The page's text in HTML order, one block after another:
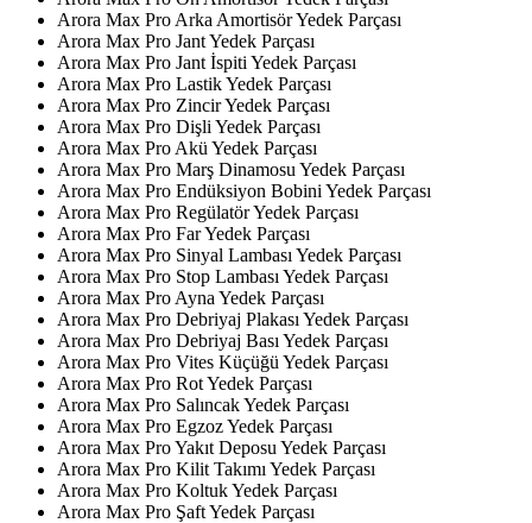
Arora Max Pro Arka Amortisör Yedek Parçası
Arora Max Pro Jant Yedek Parçası
Arora Max Pro Jant İspiti Yedek Parçası
Arora Max Pro Lastik Yedek Parçası
Arora Max Pro Zincir Yedek Parçası
Arora Max Pro Dişli Yedek Parçası
Arora Max Pro Akü Yedek Parçası
Arora Max Pro Marş Dinamosu Yedek Parçası
Arora Max Pro Endüksiyon Bobini Yedek Parçası
Arora Max Pro Regülatör Yedek Parçası
Arora Max Pro Far Yedek Parçası
Arora Max Pro Sinyal Lambası Yedek Parçası
Arora Max Pro Stop Lambası Yedek Parçası
Arora Max Pro Ayna Yedek Parçası
Arora Max Pro Debriyaj Plakası Yedek Parçası
Arora Max Pro Debriyaj Bası Yedek Parçası
Arora Max Pro Vites Küçüğü Yedek Parçası
Arora Max Pro Rot Yedek Parçası
Arora Max Pro Salıncak Yedek Parçası
Arora Max Pro Egzoz Yedek Parçası
Arora Max Pro Yakıt Deposu Yedek Parçası
Arora Max Pro Kilit Takımı Yedek Parçası
Arora Max Pro Koltuk Yedek Parçası
Arora Max Pro Şaft Yedek Parçası